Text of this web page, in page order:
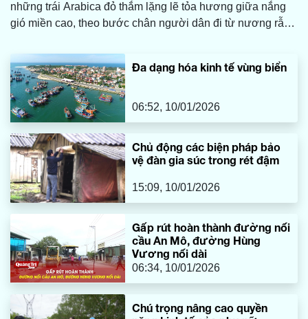
những trái Arabica đỏ thắm lặng lẽ tỏa hương giữa nắng
gió miền cao, theo bước chân người dân đi từ nương rẫy
Đa dạng hóa kinh tế vùng biển
06:52, 10/01/2026
Chủ động các biện pháp bảo
vệ đàn gia súc trong rét đậm
15:09, 10/01/2026
Gấp rút hoàn thành đường nối
cầu An Mô, đường Hùng
Vương nối dài
06:34, 10/01/2026
Chú trọng nâng cao quyền